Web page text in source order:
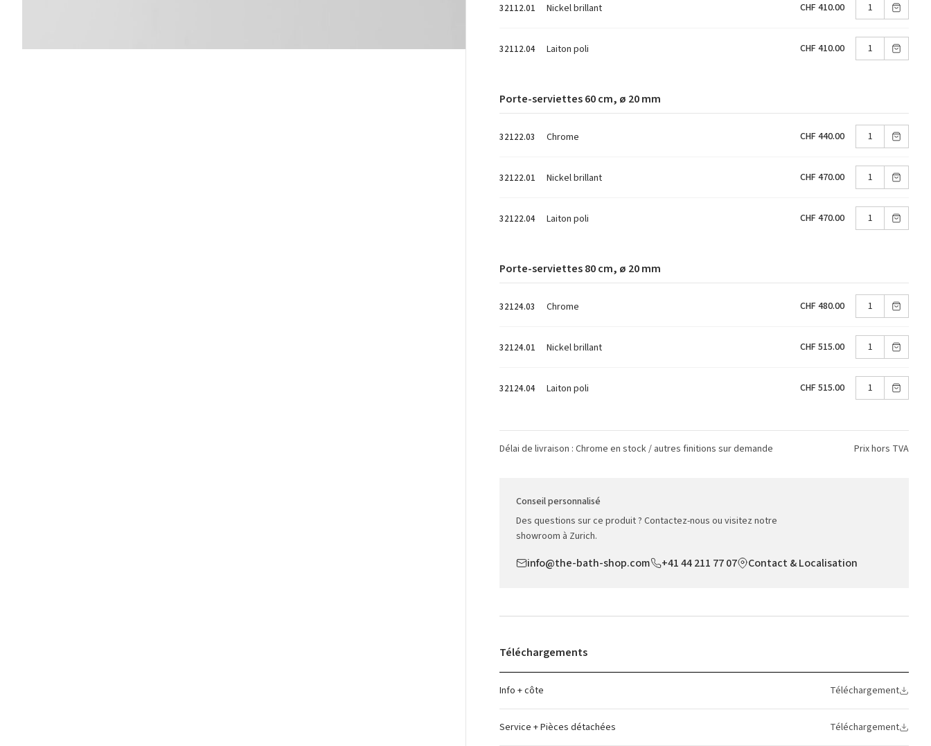
32112.01 Nickel brillant CHF 410.00
32112.04 Laiton poli CHF 410.00
Porte-serviettes 60 cm, ø 20 mm
32122.03 Chrome CHF 440.00
32122.01 Nickel brillant CHF 470.00
32122.04 Laiton poli CHF 470.00
Porte-serviettes 80 cm, ø 20 mm
32124.03 Chrome CHF 480.00
32124.01 Nickel brillant CHF 515.00
32124.04 Laiton poli CHF 515.00
Délai de livraison : Chrome en stock / autres finitions sur demande Prix hors TVA
Conseil personnalisé
Des questions sur ce produit ? Contactez-nous ou visitez notre
showroom à Zurich.
info@the-bath-shop.com +41 44 211 77 07 Contact & Localisation
Téléchargements
Info + côte Téléchargement
Service + Pièces détachées Téléchargement